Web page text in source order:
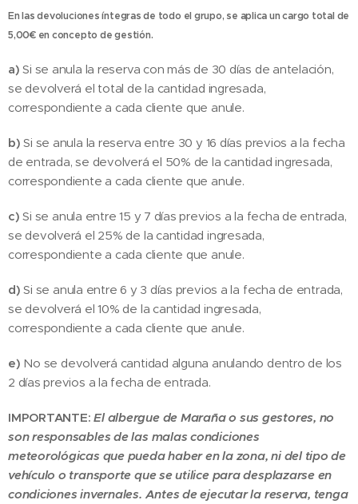
En las devoluciones íntegras de todo el grupo, se aplica un cargo total de
5,00€ en concepto de gestión.
a) Si se anula la reserva con más de 30 días de antelación,
se devolverá el total de la cantidad ingresada,
correspondiente a cada cliente que anule.
b) Si se anula la reserva entre 30 y 16 días previos a la fecha
de entrada, se devolverá el 50% de la cantidad ingresada,
correspondiente a cada cliente que anule.
c)Si se anula entre 15 y 7 días previos a la fecha de entrada,
se devolverá el 25% de la cantidad ingresada,
correspondiente a cada cliente que anule.
d)Si se anula entre 6 y 3 días previos a la fecha de entrada,
se devolverá el 10% de la cantidad ingresada,
correspondiente a cada cliente que anule.
e) No se devolverá cantidad alguna anulando dentro de los
2 días previos a la fecha de entrada.
IMPORTANTE: El albergue de Maraña o sus gestores, no
son responsables de las malas condiciones
meteorológicas que pueda haber en la zona, ni del tipo de
vehículo o transporte que se utilice para desplazarse en
condiciones invernales. Antes de ejecutar la reserva, tenga